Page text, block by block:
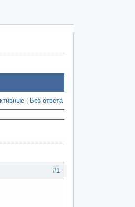
Без ответа
#1